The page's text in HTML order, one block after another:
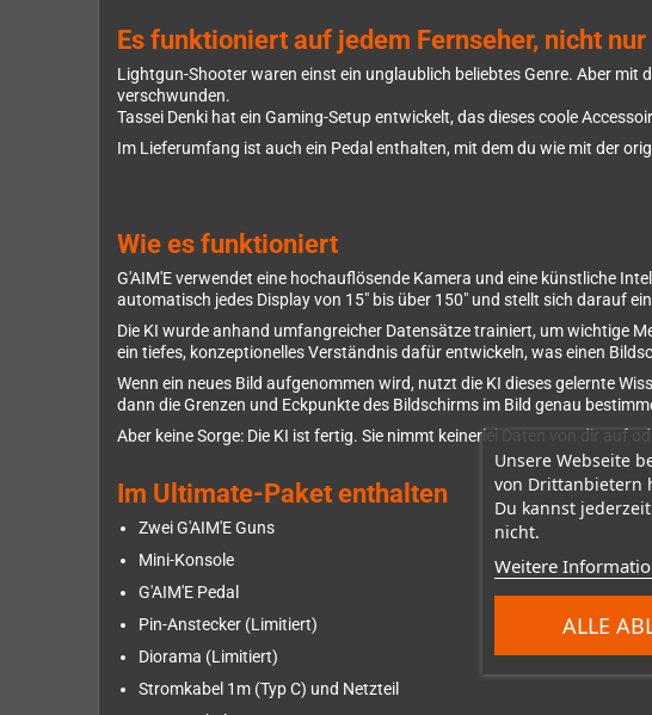
Unsere Webseite
von Drittanbietern
Du kannst
nicht.
Weitere
ALLE
Es funktioniert auf jedem Fernseher, nicht
Lightgun-Shooter waren einst ein unglaublich beliebtes Genre. Aber
verschwunden.
Tassei Denki hat ein Gaming-Setup entwickelt, das dieses coole
Im Lieferumfang ist auch ein Pedal enthalten, mit dem du wie mit der
Wie es funktioniert
G'AIM'E verwendet eine hochauflösende Kamera und eine künstliche
automatisch jedes Display von 15" bis über 150" und stellt sich darauf
Die KI wurde anhand umfangreicher Datensätze trainiert, um wichtige
ein tiefes, konzeptionelles Verständnis dafür entwickeln, was einen
Wenn ein neues Bild aufgenommen wird, nutzt die KI dieses gelernte
dann die Grenzen und Eckpunkte des Bildschirms im Bild genau
Aber keine Sorge: Die KI ist fertig. Sie nimmt keinerlei Daten von dir auf
Im Ultimate-Paket enthalten
Zwei G'AIM'E Guns
Mini-Konsole
G'AIM'E Pedal
Pin-Anstecker (Limitiert)
Diorama (Limitiert)
Stromkabel 1m (Typ C) und Netzteil